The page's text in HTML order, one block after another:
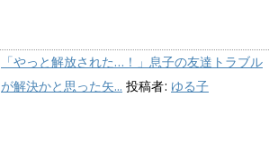
「やっと解放された…！」息子の友達トラブル
が解決かと思った矢... 投稿者: ゆる子